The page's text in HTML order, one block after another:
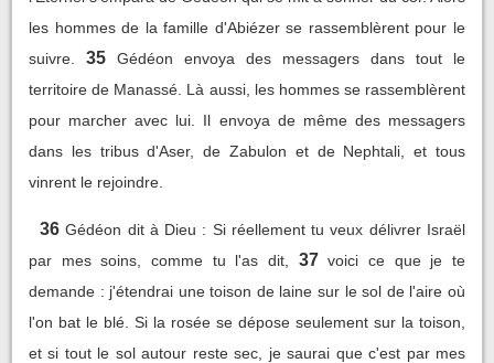
les hommes de la famille d'Abiézer se rassemblèrent pour le
suivre.
35
Gédéon envoya des messagers dans tout le
territoire de Manassé. Là aussi, les hommes se rassemblèrent
pour marcher avec lui. Il envoya de même des messagers
dans les tribus d'Aser, de Zabulon et de Nephtali, et tous
vinrent le rejoindre.
36 Gédéon dit à Dieu : Si réellement tu veux délivrer Israël
par mes soins, comme tu l'as dit,
37 voici ce que je te
demande : j'étendrai une toison de laine sur le sol de l'aire où
l'on bat le blé. Si la rosée se dépose seulement sur la toison,
et si tout le sol autour reste sec, je saurai que c'est par mes